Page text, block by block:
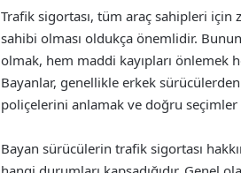
Trafik sigortası, tüm araç sahipleri
sahibi olması oldukça önemlidir.
olmak, hem maddi kayıpları önlemek
Bayanlar, genellikle erkek
poliçelerini anlamak ve doğru seçimler
Bayan sürücülerin trafik sigortası